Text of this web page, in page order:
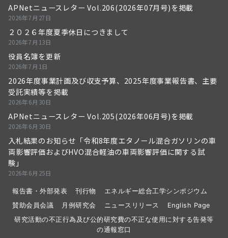
APNetニュースレター Vol.206(2026年07月号)を掲載
2026年7月27日
２０２６年度夏季休日につきまして
2026年7月13日
役員名簿を更新
2026年7月1日
2026年度事業計画及び収支予算、2025年度事業報告書、主要
受託実績等を掲載
2026年6月30日
APNetニュースレター Vol.205(2026年06月号)を掲載
2026年6月30日
入札結果のお知らせ「令和8年度エタノール混合ガソリンの車
両影響評価およびHVO混合軽油の車両影響評価に関する試
験」
2026年6月25日
報告書・外部発表 刊行物
エネルギー総合工学シンポジウム
賛助会員会議
月例研究会 ニュースリリース
English Page
研究活動の不正行為及び公的研究費の不正な使用に対する告発等
の通報窓口